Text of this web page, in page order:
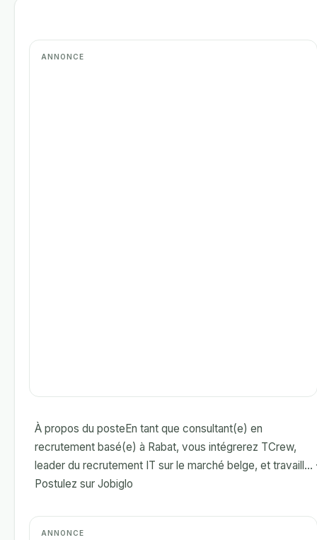
À propos du posteEn tant que consultant(e) en
recrutement basé(e) à Rabat, vous intégrerez TCrew,
leader du recrutement IT sur le marché belge, et travaill...
Postulez sur Jobiglo